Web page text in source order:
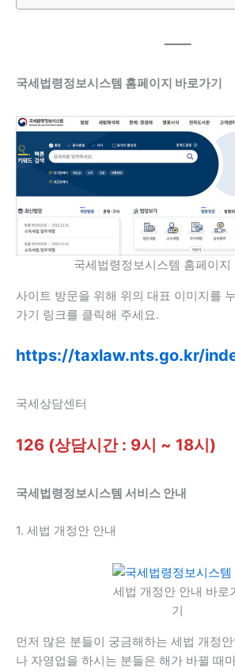
국세법령정보시스템 홈페이지 바로가기
국세법령정보시스템 홈페이지
사이트 방문을 위해 위의 대표 이미지를
가기 링크를 클릭해 주세요.
https://taxlaw.nts.go.kr/
국세상담센터
126 (상담시간 : 9시 ~ 18시)
국세법령정보시스템 서비스 안내
1. 세법 개정안 안내
세법 개정안 안내 바로
기
먼저 많은 분들이 궁금해하는 세법 개정
나 자영업을 하시는 분들은 해가 바뀔 때